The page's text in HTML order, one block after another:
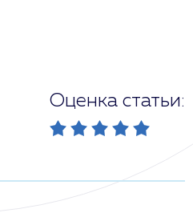
Оценка статьи: